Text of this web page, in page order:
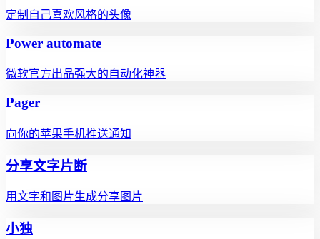
定制自己喜欢风格的头像
Power automate
微软官方出品强大的自动化神器
Pager
向你的苹果手机推送通知
分享文字片断
用文字和图片生成分享图片
小独